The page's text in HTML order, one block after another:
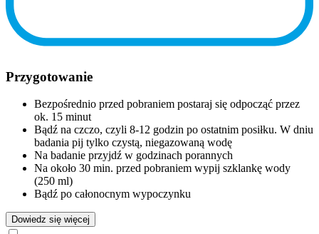
Przygotowanie
Bezpośrednio przed pobraniem postaraj się odpocząć przez
ok. 15 minut
Bądź na czczo, czyli 8-12 godzin po ostatnim posiłku. W dniu
badania pij tylko czystą, niegazowaną wodę
Na badanie przyjdź w godzinach porannych
Na około 30 min. przed pobraniem wypij szklankę wody
(250 ml)
Bądź po całonocnym wypoczynku
Dowiedz się więcej